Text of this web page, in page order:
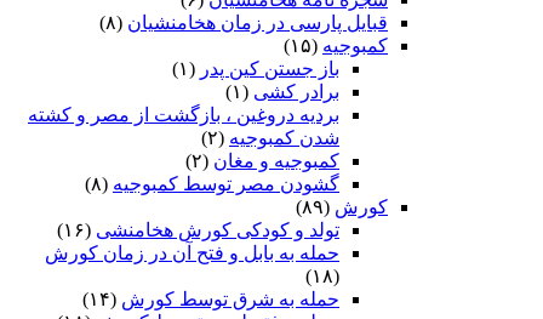
قبایل پارسی در زمان هخامنشیان (۸)
کمبوجیه (۱۵)
باز جستن کین پدر (۱)
برادر کشی (۱)
بردیه دروغین ، بازگشت از مصر و کشته
شدن کمبوجیه (۲)
کمبوجیه و مغان (۲)
گشودن مصر توسط کمبوجیه (۸)
کورش (۸۹)
تولد و کودکی کورش هخامنشی (۱۶)
حمله به بابل و فتح آن در زمان کورش
(۱۸)
حمله به شرق توسط کورش (۱۴)